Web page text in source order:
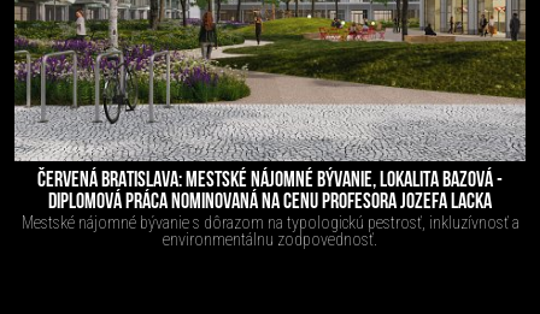
ČERVENÁ BRATISLAVA: MESTSKÉ NÁJOMNÉ BÝVANIE, LOKALITA BAZOVÁ -
DIPLOMOVÁ PRÁCA NOMINOVANÁ NA CENU PROFESORA JOZEFA LACKA
Mestské nájomné bývanie s dôrazom na typologickú pestrosť, inkluzívnosť a
environmentálnu zodpovednosť.